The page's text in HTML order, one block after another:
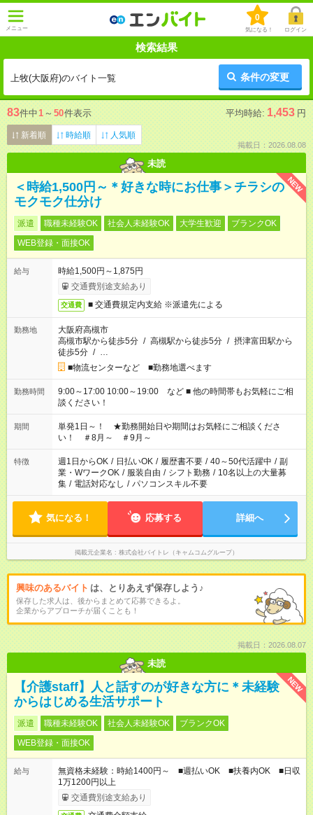
メニュー
0
気になる！ ログイン
検索結果
上牧(大阪府)のバイト一覧 条件の変更
83件中1 ～ 50件表示 平均時給: 1,453 円
新着順 時給順 人気順
掲載日：2026.08.08
未読
NEW
＜時給1,500円～＊好きな時にお仕事＞チラシの
モクモク仕分け
派遣 職種未経験OK 社会人未経験OK 大学生歓迎
ブランクOK
WEB登録・面接OK
給与
時給1,500円～1,875円
交通費別途支給あり
交通費 ■ 交通費規定内支給 ※派遣先による
勤務地
大阪府高槻市
高槻市駅から徒歩5分 / 高槻駅から徒歩5分 / 摂津富田駅から
徒歩5分 / …
■物流センターなど ■勤務地選べます
勤務時間
9:00～17:00 10:00～19:00 など ■ 他の時間帯もお気軽にご相
談ください！
期間
単発1日～！ ★勤務開始日や期間はお気軽にご相談くださ
い！ ＃8月～ ＃9月～
特徴 週1日からOK / 日払いOK / 履歴書不要 / 40～50代活躍中 / 副
業・WワークOK / 服装自由 / シフト勤務 / 10名以上の大量募
集 / 電話対応なし / パソコンスキル不要
気になる！ 応募する 詳細へ
掲載元企業名 株式会社バイトレ（キャムコムグループ）
興味のあるバイト は、とりあえず保存しよう♪
保存した求人は、後からまとめて応募できるよ。
企業からアプローチが届くことも！
掲載日：2026.08.07
未読
NEW
【介護staff】人と話すのが好きな方に＊未経験
からはじめる生活サポート
派遣 職種未経験OK 社会人未経験OK
ブランクOK
WEB登録・面接OK
給与
無資格未経験：時給1400円～ ■週払いOK ■扶養内OK ■日収
1万1200円以上
交通費別途支給あり